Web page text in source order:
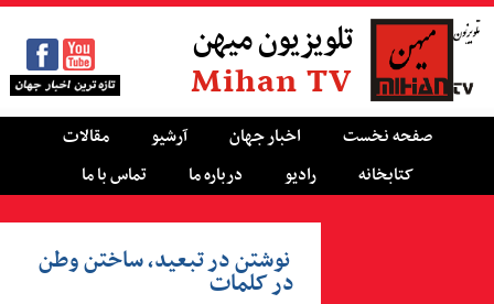
تلویزیون میهن
Mihan TV
صفحه نخست اخبار جهان آرشیو
مقالات
کتابخانه
رادیو درباره ما تماس با ما
نوشتن در تبعید، ساختن وطن
در کلمات